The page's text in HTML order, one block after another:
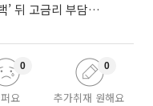
리볼빙 평균금리 17.4%⋯‘가입 혜택’ 뒤 고금리 부담 주의
요
0
추가취재 원해요
0